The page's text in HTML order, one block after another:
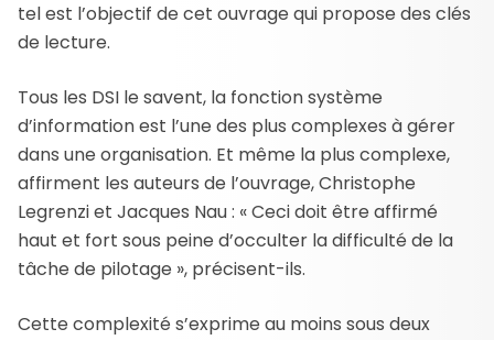
tel est l’objectif de cet ouvrage qui propose des clés
de lecture.
Tous les DSI le savent, la fonction système
d’information est l’une des plus complexes à gérer
dans une organisation. Et même la plus complexe,
affirment les auteurs de l’ouvrage, Christophe
Legrenzi et Jacques Nau : « Ceci doit être affirmé
haut et fort sous peine d’occulter la difficulté de la
tâche de pilotage », précisent-ils.
Cette complexité s’exprime au moins sous deux